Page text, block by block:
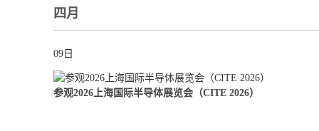
四月
09日
参观2026上海国际半导体展览会（CITE 2026）